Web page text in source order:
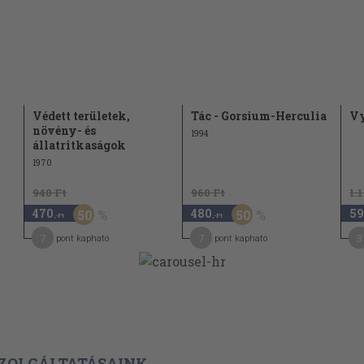
Védett területek,
növény- és
állatritkaságok
1970
940 Ft
470 ,-Ft 50
pont kapható
Tác - Gorsium-Herculia
1994
960 Ft
480 ,-Ft 50
pont kapható